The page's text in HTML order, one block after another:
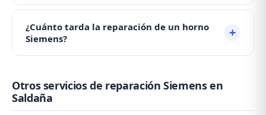
Cuando un horno salta el diferencial suele ser por la
condensación de humedad en las resistencias,
contacte con nosotros al ☎️ 979 692 637.
¿Cuánto tarda la reparación de un horno
Siemens?
en una sola visita, en menos de una hora. Contacte
con nosotros al ☎️ 979 692 637 y agendamos la
Otros servicios de reparación Siemens en
Saldaña